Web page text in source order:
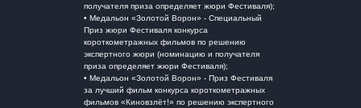
получателя приза определяет жюри Фестиваля);
• Медальон «Золотой Ворон» - Специальный
Приз жюри Фестиваля конкурса
короткометражных фильмов по решению
экспертного жюри (номинацию и получателя
приза определяет жюри Фестиваля);
• Медальон «Золотой Ворон» - Приз Фестиваля
за лучший фильм конкурса короткометражных
фильмов «Киновзлёт!» по решению экспертного